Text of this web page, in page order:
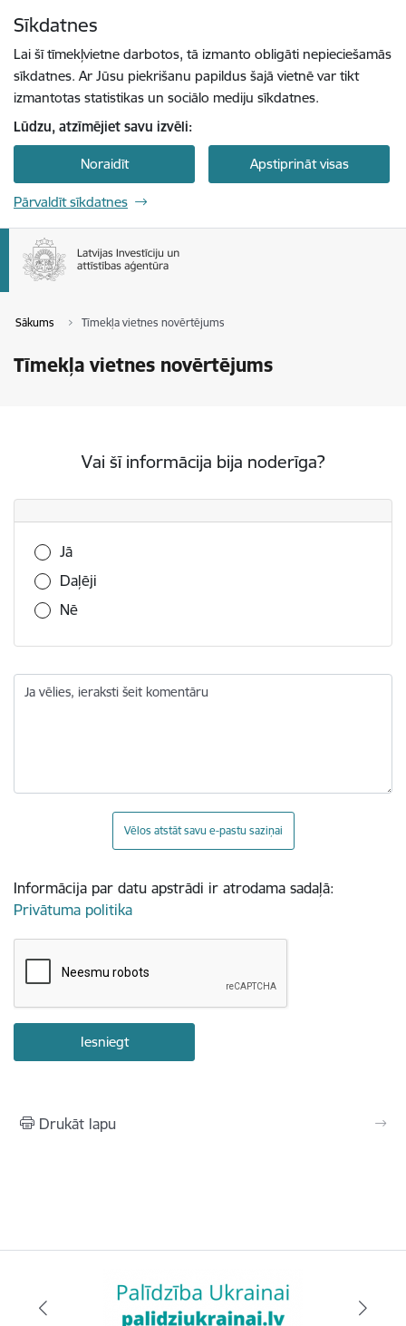
Sīkdatnes
Lai šī tīmekļvietne darbotos, tā izmanto obligāti nepieciešamās
sīkdatnes. Ar Jūsu piekrišanu papildus šajā vietnē var tikt
izmantotas statistikas un sociālo mediju sīkdatnes.
Lūdzu, atzīmējiet savu izvēli:
Noraidīt Apstiprināt visas
Pārvaldīt sīkdatnes
Sākums Tīmekļa vietnes novērtējums
Tīmekļa vietnes novērtējums
Vai šī informācija bija noderīga?
Vai šī informācija bija noderīga?
Jā
Daļēji
Nē
Ja vēlies, ieraksti šeit komentāru
Vēlos atstāt savu e-pastu saziņai
Informācija par datu apstrādi ir atrodama sadaļā:
Privātuma politika
Drukāt lapu